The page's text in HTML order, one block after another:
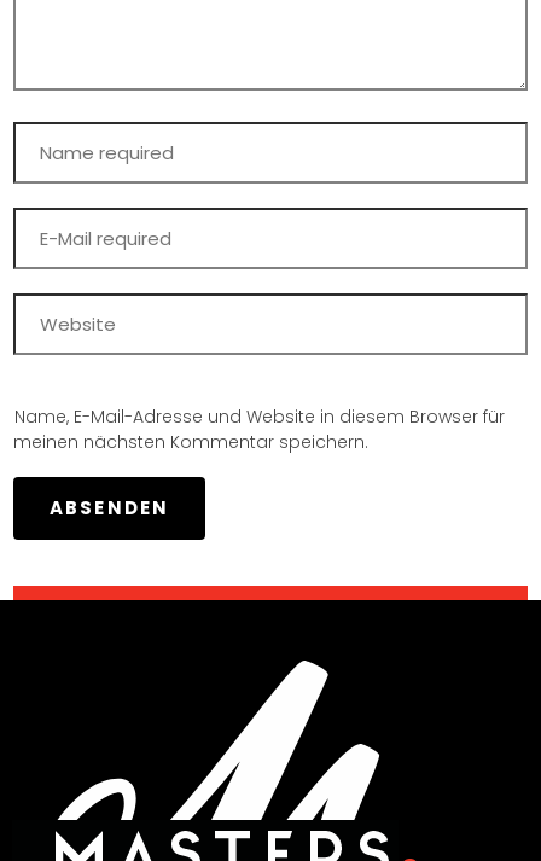
Name, E-Mail-Adresse und Website in diesem Browser für
meinen nächsten Kommentar speichern.